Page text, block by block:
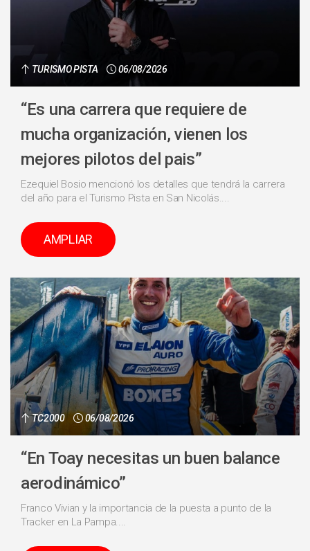
TURISMO PISTA 06/08/2026
“Es una carrera que requiere de
mucha organización, vienen los
mejores pilotos del pais”
Ezequiel Bosio mencionó los detalles que tendrá la carrera
del año para el Turismo Pista en San Nicolás....
AMPLIAR
TC2000 06/08/2026
“En Toay necesitas un buen balance
aerodinámico”
Franco Vivian y la importancia de la puesta a punto de la
Tracker en La Pampa....